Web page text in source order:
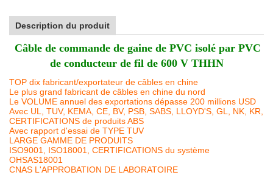
Description du produit
Câble de commande de gaine de PVC isolé par PVC
de conducteur de fil de 600 V THHN
TOP dix fabricant/exportateur de câbles en chine
Le plus grand fabricant de câbles en chine du nord
Le VOLUME annuel des exportations dépasse 200 millions USD
Avec UL, TUV, KEMA, CE, BV, PSB, SABS, LLOYD'S, GL, NK, KR,
CERTIFICATIONS de produits ABS
Avec rapport d'essai de TYPE TUV
LARGE GAMME DE PRODUITS
ISO9001, ISO18001, CERTIFICATIONS du système
OHSAS18001
CNAS L'APPROBATION DE LABORATOIRE